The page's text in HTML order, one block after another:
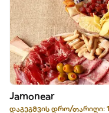
Jamonear
დაგეგმვის დრო/თარიღი: